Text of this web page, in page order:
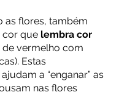
as flores, também
cor que lembra cor
de vermelho com
Estas
a “enganar” as
nas flores